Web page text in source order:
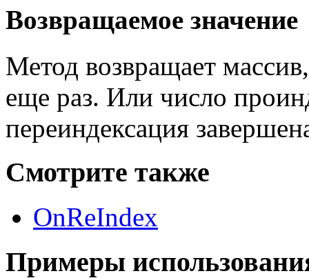
Возвращаемое значение
Метод возвращает
еще раз. Или число
переиндексация
Смотрите также
OnReIndex
Примеры